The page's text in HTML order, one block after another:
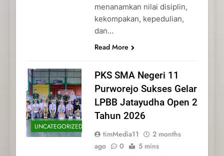
menanamkan nilai disiplin,
kekompakan, kepedulian,
dan…
Read More
UNCATEGORIZED
PKS SMA Negeri 11
Purworejo Sukses Gelar
LPBB Jatayudha Open 2
Tahun 2026
timMedia11
2 months
ago
0 5 mins